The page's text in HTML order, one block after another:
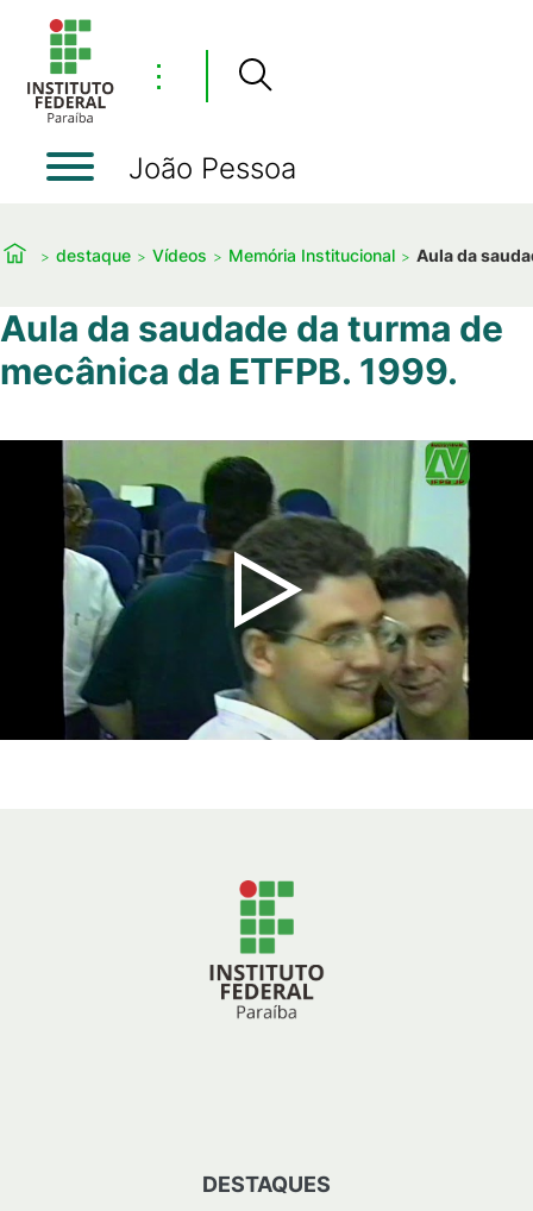
⋮
João Pessoa
destaque Vídeos Memória Institucional Aula da
Aula da saudade da turma de
mecânica da ETFPB. 1999.
DESTAQUES